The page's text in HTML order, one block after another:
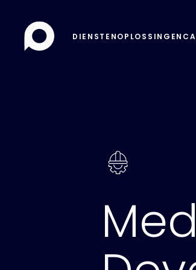
DIENSTENOPLOSSINGEN